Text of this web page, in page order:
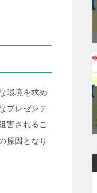
環境を求め
プレゼンテ
害されるこ
原因となり